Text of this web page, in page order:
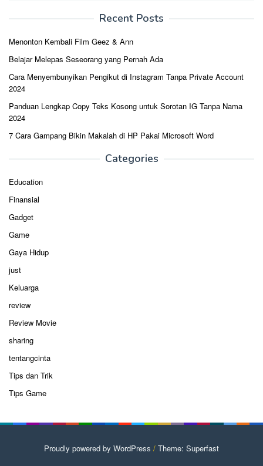
Recent Posts
Menonton Kembali Film Geez & Ann
Belajar Melepas Seseorang yang Pernah Ada
Cara Menyembunyikan Pengikut di Instagram Tanpa Private Account
2024
Panduan Lengkap Copy Teks Kosong untuk Sorotan IG Tanpa Nama
2024
7 Cara Gampang Bikin Makalah di HP Pakai Microsoft Word
Categories
Education
Finansial
Gadget
Game
Gaya Hidup
just
Keluarga
review
Review Movie
sharing
tentangcinta
Tips dan Trik
Tips Game
Proudly powered by WordPress / Theme: Superfast